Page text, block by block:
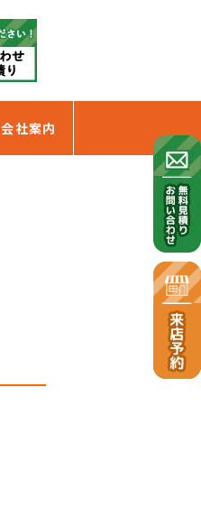
会社案内